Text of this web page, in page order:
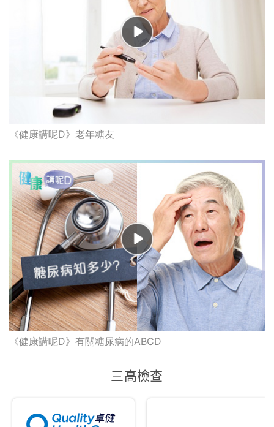
《健康講呢D》老年糖友
《健康講呢D》有關糖尿病的ABCD